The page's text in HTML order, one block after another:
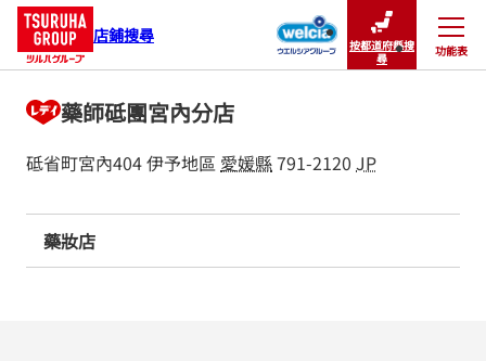
店鋪搜尋
按都道府縣搜
尋
功能表
關閉
藥師砥團宮內分店
砥省町宮內404伊予地區 愛媛縣791-2120 JP
藥妝店